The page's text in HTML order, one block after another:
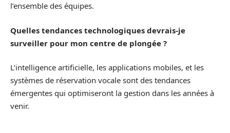
l’ensemble des équipes.
Quelles tendances technologiques devrais-je
surveiller pour mon centre de plongée ?
L’intelligence artificielle, les applications mobiles, et les
systèmes de réservation vocale sont des tendances
émergentes qui optimiseront la gestion dans les années à
venir.